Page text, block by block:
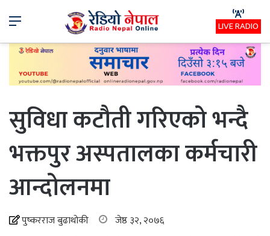
Menu LIVE RADIO
सुविधा कटौती गरिएको भन्दै
भक्तपुर अस्पतालका कर्मचारी
आन्दोलनमा
पुष्करराज बुढाथोकी जेष्ठ ३२, २०७६